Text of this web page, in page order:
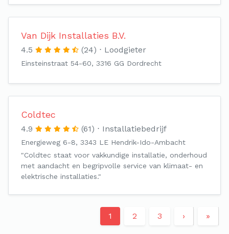
Van Dijk Installaties B.V.
4.5 (24) Loodgieter
Einsteinstraat 54-60, 3316 GG Dordrecht
Coldtec
4.9 (61) Installatiebedrijf
Energieweg 6-8, 3343 LE Hendrik-Ido-Ambacht
"Coldtec staat voor vakkundige installatie, onderhoud
met aandacht en begripvolle service van klimaat- en
elektrische installaties."
1 2 3 › »